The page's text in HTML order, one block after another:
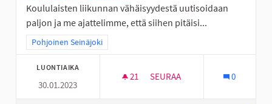
Koululaisten liikunnan vähäisyydestä uutisoidaan
paljon ja me ajattelimme, että siihen pitäisi...
Rajaa tulokset teeman mukaan: Pohjoinen Seinäjoki
Pohjoinen Seinäjoki
LUONTIAIKA
30.01.2023
21 21 SEURAAJAA
SEURAA 0